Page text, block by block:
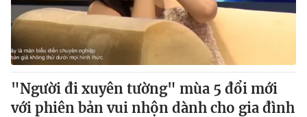
"Người đi xuyên tường" mùa 5 đổi mới
với phiên bản vui nhộn dành cho gia đình